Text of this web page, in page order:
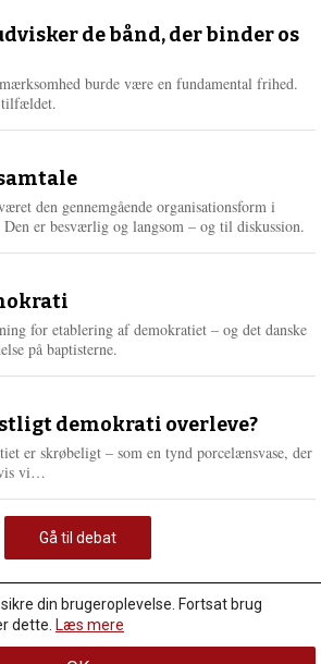
de bånd, der binder os
burde være en fundamental frihed.
tilfældet.
den gennemgående organisationsform i
Den er besværlig og langsom – og til diskussion.
for etablering af demokratiet – og det danske
på baptisterne.
demokrati overleve?
er skrøbeligt – som en tynd porcelænsvase, der
vi…
m
e
e
Gå til debat
din brugeroplevelse. Fortsat brug
dette. Læs mere